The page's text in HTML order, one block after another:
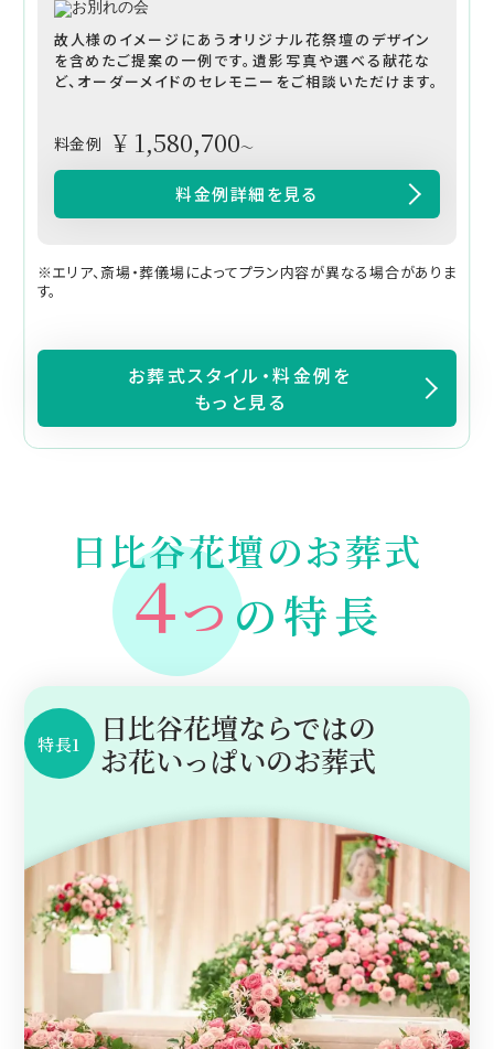
故人様のイメージにあうオリジナル花祭壇のデザイン
を含めたご提案の一例です。遺影写真や選べる献花な
ど、オーダーメイドのセレモニーをご相談いただけます。
料金例 ¥ 1,580,700～
料金例詳細を見る
※エリア、斎場・葬儀場によってプラン内容が異なる場合がありま
す。
お葬式スタイル・料金例を
もっと見る
日比谷花壇のお葬式
４つ の特長
特長1
日比谷花壇ならではの
お花いっぱいのお葬式